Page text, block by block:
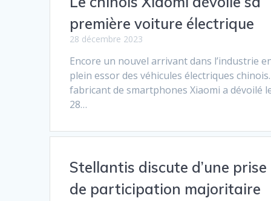
première voiture électrique
28 décembre 2023
Encore un nouvel arrivant dans l’industrie
plein essor des véhicules électriques
fabricant de smartphones Xiaomi a dévoilé
28…
Stellantis discute d’une prise
de participation majoritaire